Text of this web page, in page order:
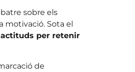
sobre els
Sota el
per retenir
de